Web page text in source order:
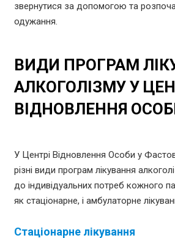
звернутися за допомогою та
одужання.
ВИДИ ПРОГРАМ
АЛКОГОЛІЗМУ У
ВІДНОВЛЕННЯ
У Центрі Відновлення Особи у
різні види програм лікування
до індивідуальних потреб кожного
як стаціонарне, і амбулаторне
Стаціонарне лікування